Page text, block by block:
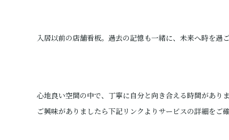
入居以前の店舗看板。過去の記憶も一緒に、未来へ時を過ご
心地良い空間の中で、丁寧に自分と向き合える時間がありま
ご興味がありましたら下記リンクよりサービスの詳細をご